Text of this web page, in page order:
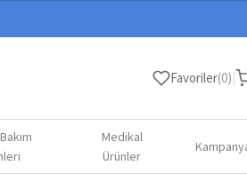
Favoriler(0)|
Medikal
Ürünler